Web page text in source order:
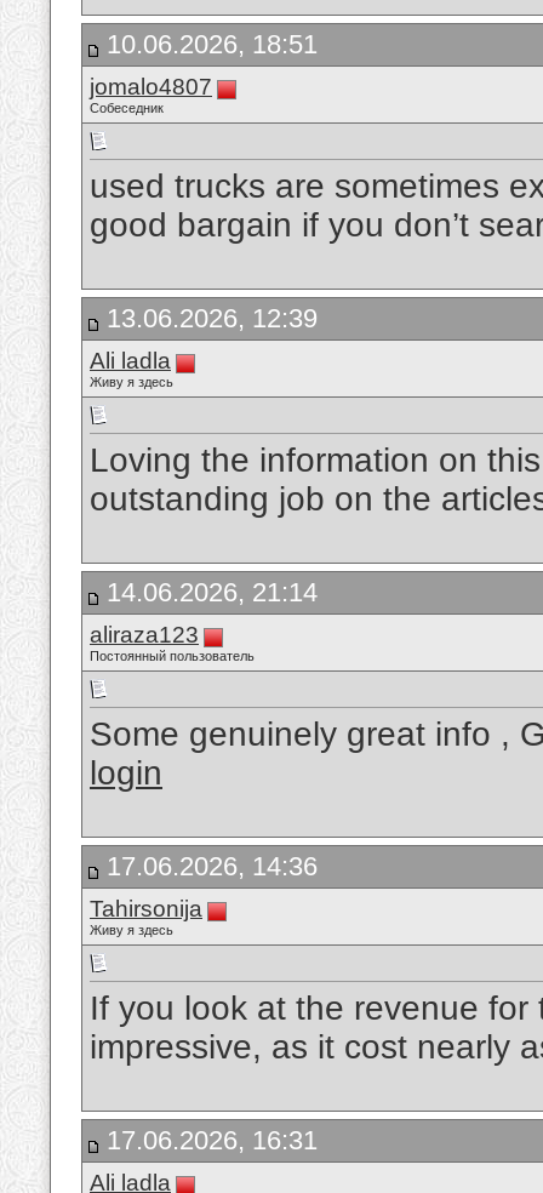
10.06.2026, 18:51
jomalo4807
Собеседник
used trucks are sometimes
good bargain if you don’t
13.06.2026, 12:39
Ali ladla
Живу я здесь
Loving the information on
outstanding job on the
14.06.2026, 21:14
aliraza123
Постоянный пользователь
Some genuinely great info ,
login
17.06.2026, 14:36
Tahirsonija
Живу я здесь
If you look at the revenue
impressive, as it cost nearly
17.06.2026, 16:31
Ali ladla